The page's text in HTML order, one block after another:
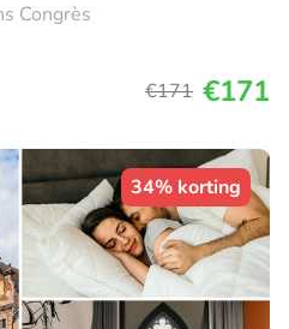
Congrès
€171 €171
34% korting